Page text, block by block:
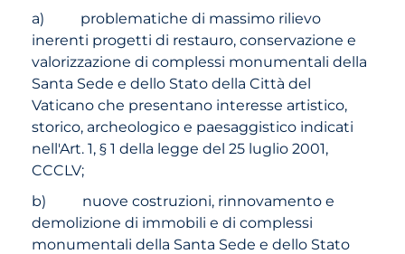
a) problematiche di massimo rilievo
inerenti progetti di restauro, conservazione e
valorizzazione di complessi monumentali della
Santa Sede e dello Stato della Città del
Vaticano che presentano interesse artistico,
storico, archeologico e paesaggistico indicati
nell'Art. 1, § 1 della legge del 25 luglio 2001,
CCCLV;
b) nuove costruzioni, rinnovamento e
demolizione di immobili e di complessi
monumentali della Santa Sede e dello Stato